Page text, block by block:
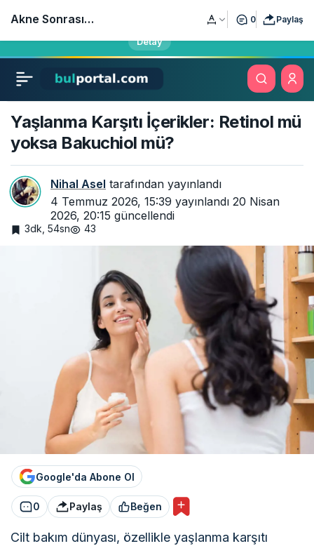
Öğrencilerin, sınavlara hazırlananların ve öğretmenlerin yeni
eğitim adresi bulportal.com yayında!
Detay
Yaşlanma Karşıtı İçerikler: Retinol mü
yoksa Bakuchiol mü?
Nihal Asel tarafından yayınlandı
4 Temmuz 2026, 15:39 yayınlandı 20 Nisan
2026, 20:15 güncellendi
3dk, 54sn 43
Google'da Abone Ol
0 Paylaş Beğen
Cilt bakım dünyası, özellikle yaşlanma karşıtı
Akne Sonrası
Lekelerden Kurtulma
0 Paylaş